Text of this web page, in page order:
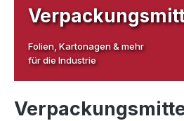
Folien, Kartonagen & mehr
für die Industrie